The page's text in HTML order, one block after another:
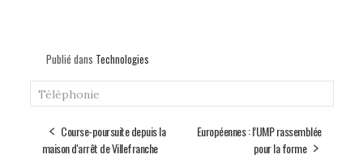
Publié dans Technologies
Téléphonie
Course-poursuite depuis la
maison d'arrêt de Villefranche
Européennes : l’UMP rassemblée
pour la forme